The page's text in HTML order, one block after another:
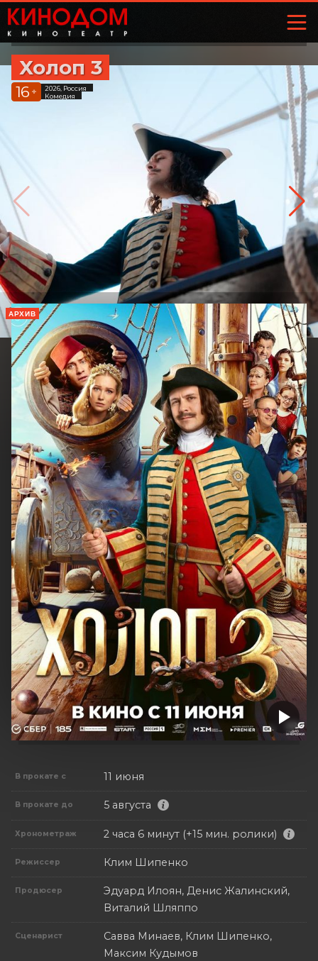
Холоп 3
16 +
2026, Россия
Комедия
АРХИВ
В прокате с 11 июня
В прокате до 5 августа
Хронометраж 2 часа 6 минут (+15 мин. ролики)
Режиссер Клим Шипенко
Продюсер
Эдуард Илоян, Денис Жалинский,
Виталий Шляппо
Сценарист
Савва Минаев, Клим Шипенко,
Максим Кудымов